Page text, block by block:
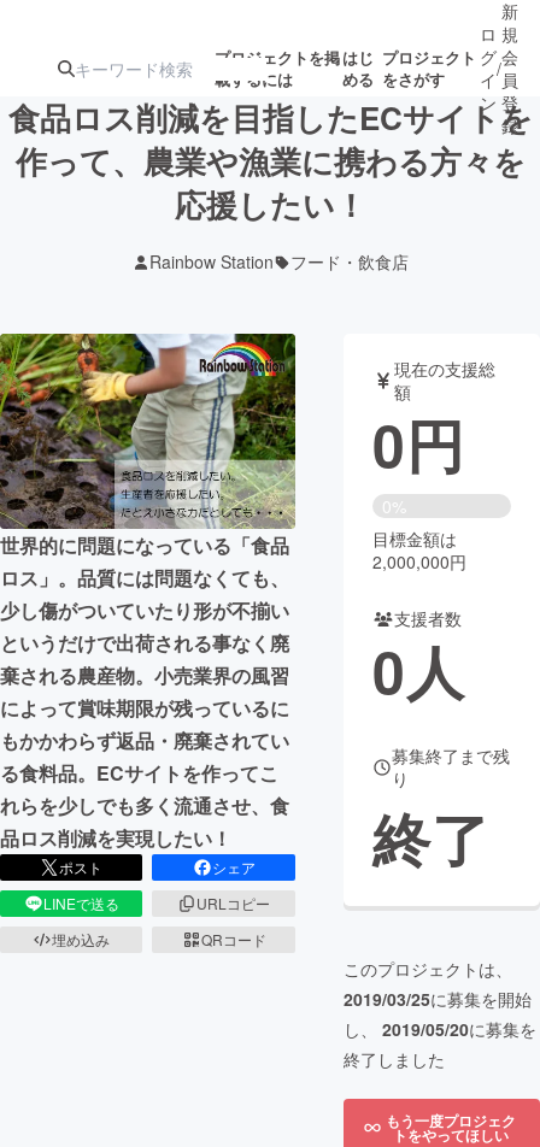
プロジェクトを掲
載するには
はじ
める
プロジェクト
をさがす
注目の新着プロ募集終了が近いプ
テクノロジー・ガジェット
映像・映画 書籍・雑誌
ビジネス・起業 チャレンジ
まちづくり・地域活性化
CAMPFIRE for Social Good
CAMPFIRE Creation
CAMPFIREふるさと納税
コミュニティ
ロ
グ
イ
ン
/
新
規
会
員
登
録
食品ロス削減を目指したECサイトを
作って、農業や漁業に携わる方々を
応援したい！
Rainbow Station フード・飲食店
世界的に問題になっている「食品
ロス」。品質には問題なくても、
少し傷がついていたり形が不揃い
というだけで出荷される事なく廃
棄される農産物。小売業界の風習
によって賞味期限が残っているに
もかかわらず返品・廃棄されてい
る食料品。ECサイトを作ってこ
れらを少しでも多く流通させ、食
品ロス削減を実現したい！
ポスト
シェア
LINEで送る
URLコピー
埋め込み
QRコード
現在の支援総
額
0円
0%
目標金額は
2,000,000円
支援者数
0人
募集終了まで残
り
終了
このプロジェクトは、
2019/03/25に募集を開始
し、 2019/05/20に募集を
終了しました
もう一度プロジェク
トをやってほしい